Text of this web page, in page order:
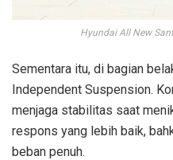
Hyundai All New
Sementara itu, di bagian
Independent Suspension.
menjaga stabilitas saat
respons yang lebih baik,
beban penuh.